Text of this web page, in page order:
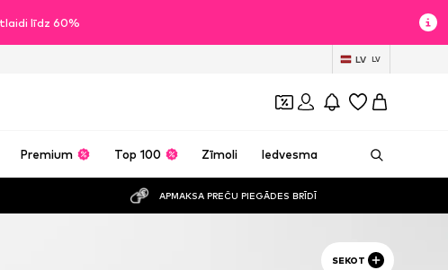
līdz 60%
LV LV
Premium Top 100 Zīmoli Iedvesma
APMAKSA PREČU PIEGĀDES BRĪDĪ
SEKOT